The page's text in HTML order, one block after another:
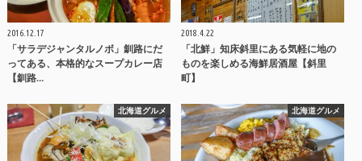
2016.12.17
「サラデジャンタルノボ」釧路にだ
ってある、本格的なスープカレー店
【釧路…
2018.4.22
「北鮮」知床斜里にある気軽に地の
ものを楽しめる海鮮居酒屋【斜里
町】
北海道グルメ 北海道グルメ